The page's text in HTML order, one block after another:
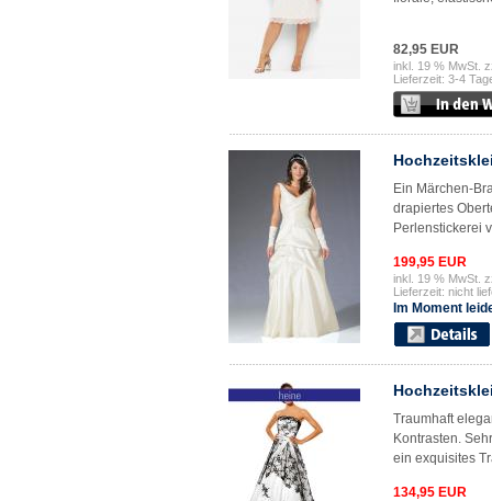
82,95 EUR
inkl. 19 % MwSt.
Lieferzeit: 3-4
Ein Märchen-
drapiertes
Perlenstickerei
199,95 EUR
inkl. 19 % MwSt.
Lieferzeit: nicht
Im Moment
Traumhaft
Kontrasten.
ein exquisites
134,95 EUR